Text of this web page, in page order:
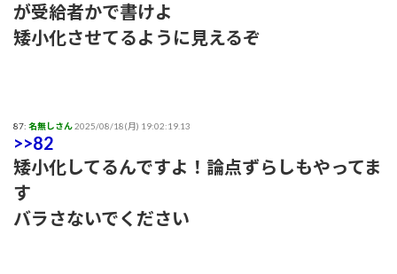
が受給者かで書けよ
矮小化させてるように見えるぞ
87: 名無しさん2025/08/18(月) 19:02:19.13
>>82
矮小化してるんですよ！論点ずらしもやってま
す
バラさないでください